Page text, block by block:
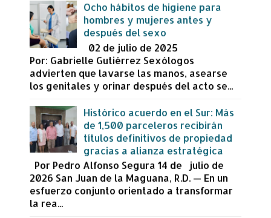
Ocho hábitos de higiene para
hombres y mujeres antes y
después del sexo
02 de julio de 2025
Por: Gabrielle Gutiérrez Sexólogos
advierten que lavarse las manos, asearse
los genitales y orinar después del acto se...
Histórico acuerdo en el Sur: Más
de 1,500 parceleros recibirán
títulos definitivos de propiedad
gracias a alianza estratégica
Por Pedro Alfonso Segura 14 de julio de
2026 San Juan de la Maguana, R.D. — En un
esfuerzo conjunto orientado a transformar
la rea...